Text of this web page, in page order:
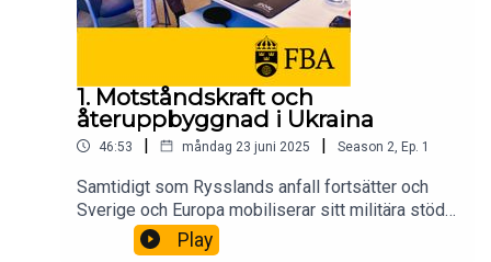
1. Motståndskraft och
återuppbyggnad i Ukraina
46:53 | måndag 23 juni 2025 | Season 2 Ep. 1
Samtidigt som Rysslands anfall fortsätter och
Sverige och Europa mobiliserar sitt militära stöd
till Ukraina, pågår också något annat: arbetet med
att bygga upp samhället igen. Om FBA:s stöd till
Play